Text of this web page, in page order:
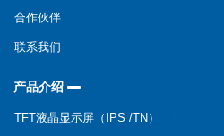
合作伙伴
联系我们
产品介绍
TFT液晶显示屏（IPS /TN）